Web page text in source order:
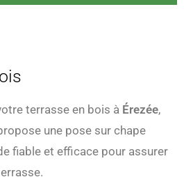
terrasse en bois à Érezée,
une pose sur chape
fiable et efficace pour assurer